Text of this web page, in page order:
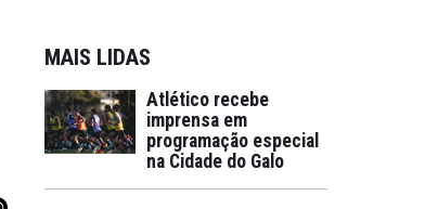
MAIS LIDAS
Atlético recebe
imprensa em
programação especial
na Cidade do Galo